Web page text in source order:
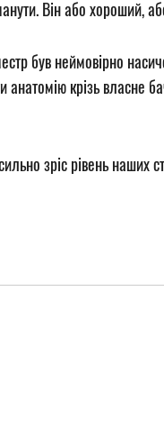
Він або хороший,
був неймовірно
анатомію крізь
зріс рівень наших